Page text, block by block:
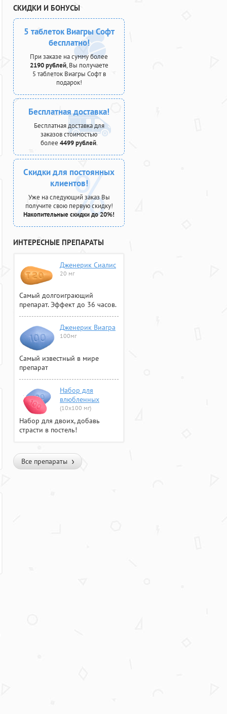
СКИДКИ И БОНУСЫ
5 таблеток Виагры Софт
бесплатно!
При заказе на сумму более
2190 рублей, Вы получаете
5 таблеток Виагры Софт в
подарок!
Бесплатная доставка!
Бесплатная доставка для
заказов стоимостью
более 4499 рублей.
Скидки для постоянных
клиентов!
Уже на следующий заказ Вы
получите свою первую скидку!
Накопительные скидки до 20%!
ИНТЕРЕСНЫЕ ПРЕПАРАТЫ
Дженерик Сиалис
20 мг
Самый долгоиграющий
препарат. Эффект до 36 часов.
Дженерик Виагра
100мг
Самый известный в мире
препарат
Набор для
влюбленных
(10х100 мг)
Набор для двоих, добавь
страсти в постель!
Все препараты